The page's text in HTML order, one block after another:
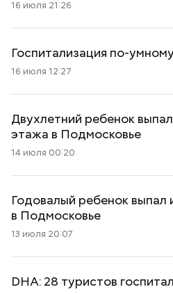
16 июля 21:26
Госпитализация по-
16 июля 12:27
Двухлетний ребенок
этажа в Подмосковье
14 июля 00:20
Годовалый ребенок выпал
в Подмосковье
13 июля 20:07
DHA: 28 туристов